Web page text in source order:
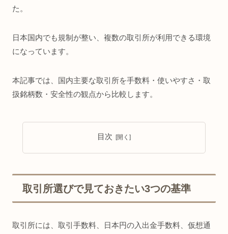
た。
日本国内でも規制が整い、複数の取引所が利用できる環境
になっています。
本記事では、国内主要な取引所を手数料・使いやすさ・取
扱銘柄数・安全性の観点から比較します。
目次
取引所選びで見ておきたい3つの基準
取引所には、取引手数料、日本円の入出金手数料、仮想通